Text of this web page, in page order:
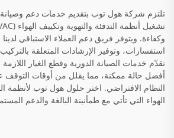
تلتزم شركة هول توب بتقديم خدمات دعم وصيانة
وكفاءة. ويتوفر فريق دعم العملاء الاستباقي
استفسارات، وتوفير الإرشادات المتعلقة
نقدّم خدمات الصيانة الدورية وقطع الغيار
أفضل حالة ممكنة، مما يقلل من أوقات التوقف
النظام الافتراضي. اختر حلول هول توب لأنظمة
الهواء التي تأتي مع طمأنينة البالغة والدعم